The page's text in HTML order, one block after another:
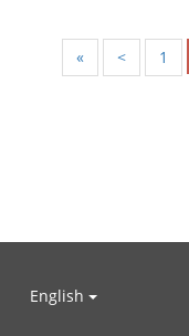
« < 1
English